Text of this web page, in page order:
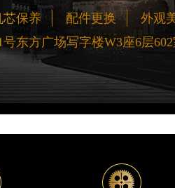
芯保养 配件更换
外观
东方广场写字楼W3座6层602
陆需加拨“+86”）